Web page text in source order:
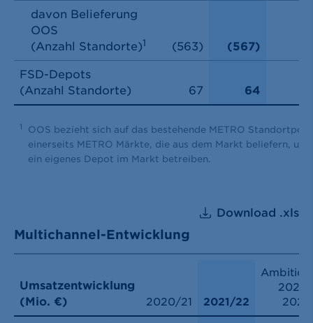
davon Belieferung
OOS
(Anzahl Standorte)1 (563) (567)
FSD-Depots
(Anzahl Standorte)
67 64
1
OOS bezieht sich auf das bestehende METRO
einerseits METRO Märkte, die aus dem Markt beliefern,
ein eigenes Depot im Markt betreiben.
Download .xls
Multichannel-Entwicklung
Umsatzentwicklung
(Mio. €)
2020/21 2021/22
Ambition
2022-
2025